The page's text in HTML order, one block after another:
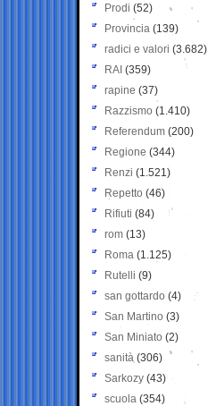
Prodi (52)
Provincia (139)
radici e valori (3.682)
RAI (359)
rapine (37)
Razzismo (1.410)
Referendum (200)
Regione (344)
Renzi (1.521)
Repetto (46)
Rifiuti (84)
rom (13)
Roma (1.125)
Rutelli (9)
san gottardo (4)
San Martino (3)
San Miniato (2)
sanità (306)
Sarkozy (43)
scuola (354)